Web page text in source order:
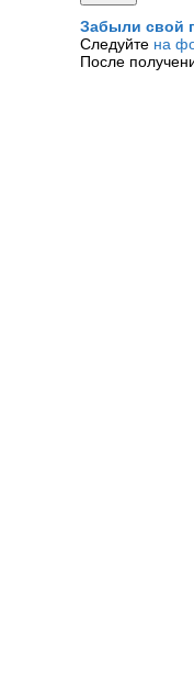
Забыли свой
Следуйте на
После